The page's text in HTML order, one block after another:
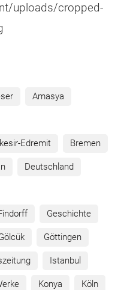
uploads/cropped-
Amasya
Edremit Bremen
Deutschland
Geschichte
Göttingen
Istanbul
Konya Köln